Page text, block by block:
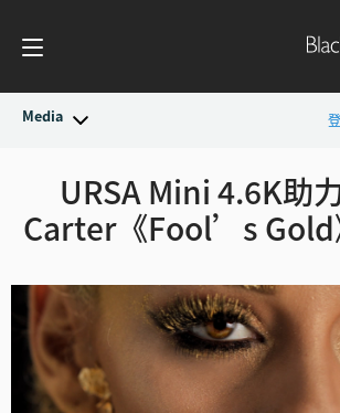
Media
最新动态
新闻存档
新闻图片
Argentina
Australia
Austria
Brazil
Canada
URSA Mini 4.6K助
Carter《Fool’s Gold